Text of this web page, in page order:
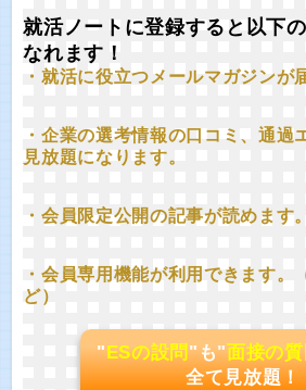
就活ノートに登録すると以下
なれます！
・就活に役立つメールマガジンが
・企業の選考情報の口コミ、通過
見放題になります。
・会員限定公開の記事が読めます。
・会員専用機能が利用できます。
ど）
"ESの設問"も"面接の
全て見放題！